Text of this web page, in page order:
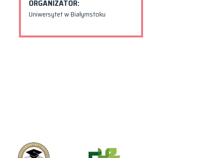
ORGANIZATOR:
Uniwersytet w Białymstoku